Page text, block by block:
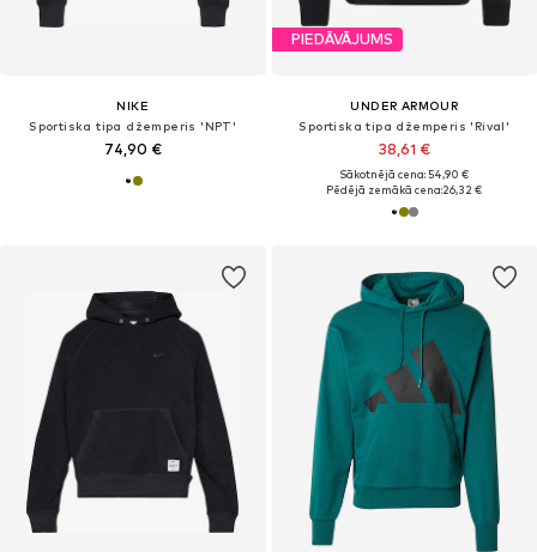
NIKE
Sportiska tipa džemperis 'NPT'
74,90 €
PIEDĀVĀJUMS
UNDER ARMOUR
Sportiska tipa džemperis 'Rival'
38,61 €
Sākotnējā cena: 54,90 €
Pēdējā zemākā cena:26,32 €